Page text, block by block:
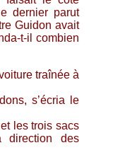
dernier parut
Guidon avait
t-il combien
traînée à
s’écria le
les trois sacs
direction des